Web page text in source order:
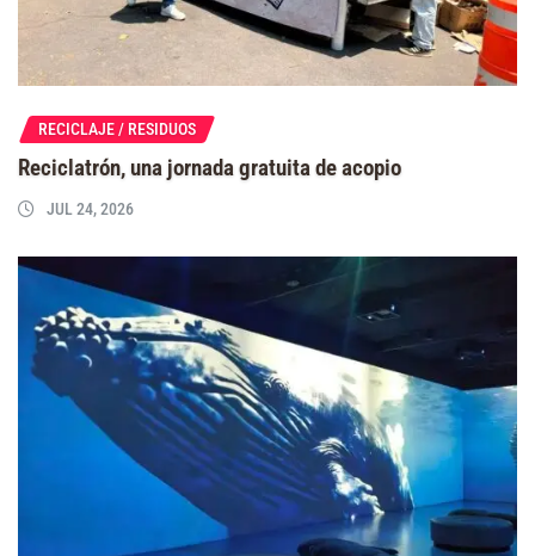
RECICLAJE / RESIDUOS
Reciclatrón, una jornada gratuita de acopio
JUL 24, 2026